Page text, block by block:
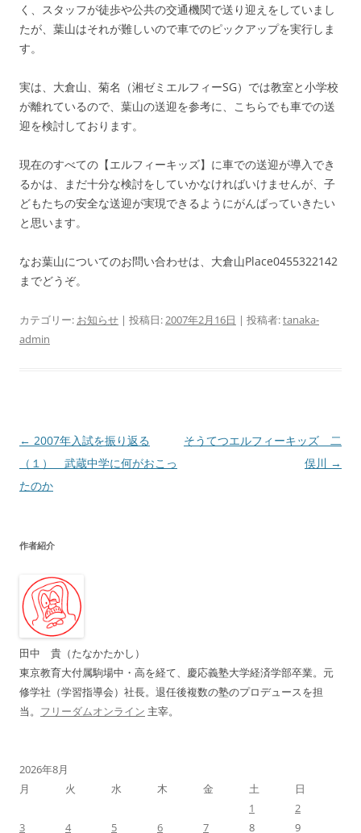
く、スタッフが徒歩や公共の交通機関で送り迎えをしていまし
たが、葉山はそれが難しいので車でのピックアップを実行しま
す。
実は、大倉山、菊名（湘ゼミエルフィーSG）では教室と小学校
が離れているので、葉山の送迎を参考に、こちらでも車での送
迎を検討しております。
現在のすべての【エルフィーキッズ】に車での送迎が導入でき
るかは、まだ十分な検討をしていかなければいけませんが、子
どもたちの安全な送迎が実現できるようにがんばっていきたい
と思います。
なお葉山についてのお問い合わせは、大倉山Place0455322142
までどうぞ。
カテゴリー: お知らせ | 投稿日:2007年2月16日 | 投稿者:tanaka-
admin
投
稿
ナ
ー
ョ
ン
← 2007年入試を振り返る
（１） 武蔵中学に何がおこっ
たのか
そうてつエルフィーキッズ 二
俣川 →
作者紹介
田中 貴（たなかたかし）
東京教育大付属駒場中・高を経て、慶応義塾大学経済学部卒業。元
修学社（学習指導会）社長。退任後複数の塾のプロデュースを担
当。 フリーダムオンライン 主宰。
2026年8月
月
火 水 木 金 土
日
1
2
3
4 5 6 7 8 9